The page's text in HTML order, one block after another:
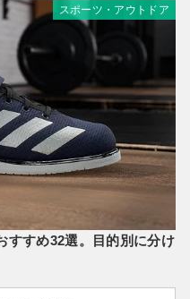
スポーツ・アウトドア
すすめ32選。目的別に分け